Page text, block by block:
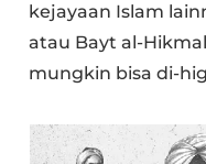
kejayaan Islam
atau Bayt al-
mungkin bisa di-